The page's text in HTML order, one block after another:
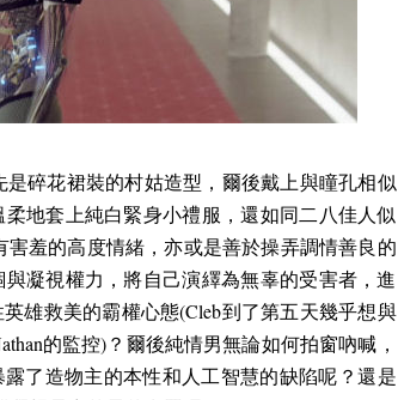
是碎花裙裝的村姑造型，爾後戴上與瞳孔相似
地套上純白緊身小禮服，還如同二八佳人似
羞的高度情緒，亦或是善於操弄調情善良的
凝視權力，將自己演繹為無辜的受害者，進
雄救美的霸權心態(Cleb到了第五天幾乎想與
的監控)？爾後純情男無論如何拍窗吶喊，
了造物主的本性和人工智慧的缺陷呢？還是